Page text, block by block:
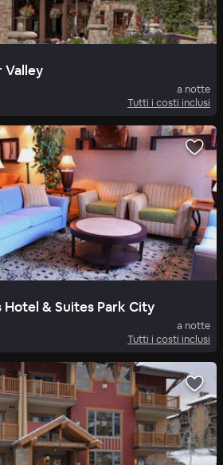
Valley
a notte
Tutti i costi inclusi
Hotel & Suites Park City
a notte
Tutti i costi inclusi